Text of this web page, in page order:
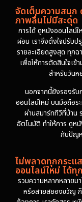
จัดเต็มความสนุก
ภาพลื่นไม่มีสะดุด
การได้ ดูหนังออนไลน์
ผ่อน เราจึงตั้งใจปรับป
รายละเอียดสูงสุด ทุก
เพื่อให้การตัดสินใจเข้
สำหรับวันห
นอกจากนี้ยังรองรับ
ออนไลน์ใหม่ บนมือถือร
ผ่านสมาร์ททีวีที่บ้าน
อัตโนมัติ ทำให้การ ดูห
กับปัญ
ไม่พลาดทุกกระแ
ออนไลน์ใหม่ ได้ทุ
รวมความหลากหลายม
หรือสายสยองขวัญ ก็